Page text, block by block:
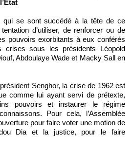
qui se sont succédé à la tête de ce
d’utiliser, de renforcer ou de
pouvoirs exorbitants à eux conférés
crises sous les présidents Léopold
Abdoulaye Wade et Macky Sall en
Senghor, la crise de 1962 est
comme lui ayant servi de prétexte,
pouvoirs et instaurer le régime
Pour cela, l’Assemblée
pour faire voter une motion de
Dia et la justice, pour le faire